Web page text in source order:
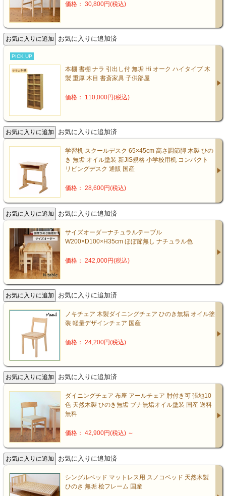
価格： 30,800円(税込)
お気に入りに追加済
PICK UP
本棚 書棚 ナラ 引出し付 無垢 Hi オーク ハイタイプ 木
製 重厚 木目 書斎家具 子供部屋
価格： 110,000円(税込)
お気に入りに追加済
学習机 スクールデスク 65×45cm 高さ調節脚 木製 ひの
き 無垢 オイル塗装 新JIS規格 小学校用机 コンパクト
リビングデスク 通販 国産
価格： 28,600円(税込)
お気に入りに追加済
サイズオーダーナチュラルテーブル
W200×D100×H35cm ほぼ節無し ナチュラル色
価格： 242,000円(税込)
お気に入りに追加済
ノキチェア 木製ダイニングチェア ひのき無垢 オイル塗
装 軽量デザインチェア 国産
価格： 24,200円(税込)
お気に入りに追加済
ダイニングチェア 布座 アールチェア 肘付き可 張地10
色 天然木製 ひのき無垢 ブナ無垢オイル塗装 国産 送料
無料
価格： 42,900円(税込) ～
お気に入りに追加済
シングルベッド マットレス用 スノコベッド 天然木製
ひのき 無垢 桧フレーム 国産